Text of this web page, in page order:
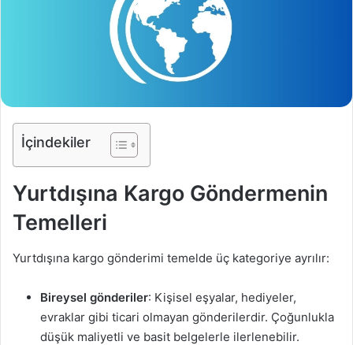
n
X
s
a
g
d
e
r
İçindekiler
Yurtdışına Kargo Göndermenin
Temelleri
Yurtdışına kargo gönderimi temelde üç kategoriye ayrılır:
Bireysel gönderiler: Kişisel eşyalar, hediyeler,
evraklar gibi ticari olmayan gönderilerdir. Çoğunlukla
düşük maliyetli ve basit belgelerle ilerlenebilir.